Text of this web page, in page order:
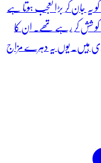
جان کر بڑا تعجب ہوتا ہے
کو شش کر رہے تھے۔ ان کا
ہیں۔ یوں یہ دہرے مزاج